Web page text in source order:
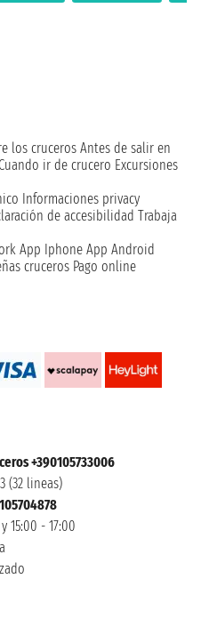
los cruceros Antes de salir en
ir de crucero Excursiones
Informaciones privacy
de accesibilidad Trabaja
App Iphone App Android
cruceros Pago online
+390105733006
(32 lineas)
15:00 - 17:00